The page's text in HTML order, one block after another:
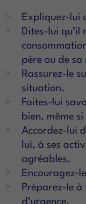
Expliquez-lui
Dites-lui qu’il
père ou de sa
Rassurez-le
situation.
Faites-lui
bien, même
Accordez-lui
lui, à ses
agréables.
Encouragez-
Préparez-le
d’urgence.